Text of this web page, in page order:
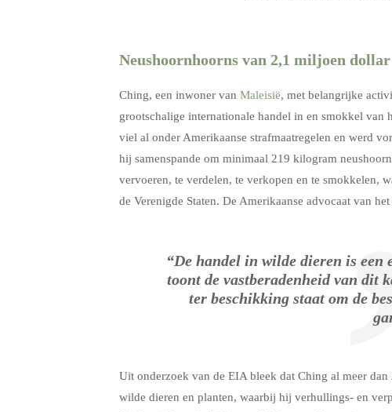
Neushoornhoorns van 2,1 miljoen dollar
Ching, een inwoner van Maleisië, met belangrijke
grootschalige internationale handel in en smokkel
viel al onder Amerikaanse strafmaatregelen en werd
hij samenspande om minimaal 219 kilogram
vervoeren, te verdelen, te verkopen en te smokkelen,
de Verenigde Staten. De Amerikaanse advocaat van
“De handel in wilde dieren is een
toont de vastberadenheid van dit
ter beschikking staat om de
Uit onderzoek van de EIA bleek dat Ching al meer
wilde dieren en planten, waarbij hij verhullings- en